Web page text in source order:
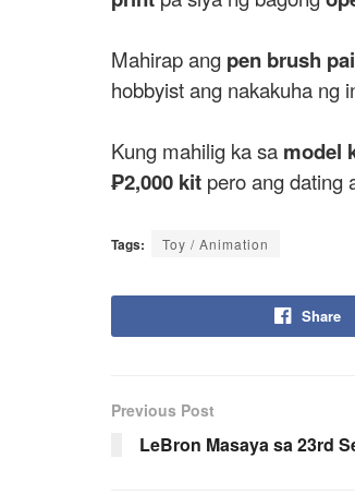
Mahirap ang pen brush
hobbyist ang nakakuha ng
Kung mahilig ka sa model
₱2,000 kit pero ang dating
Tags: Toy / Animation
Share
Previous Post
LeBron Masaya sa 23rd